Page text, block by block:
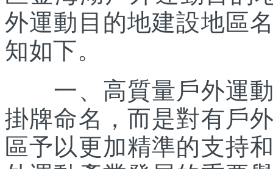
外運動目的地建設地區
知如下。
一、高質量戶外運動
掛牌命名，而是對有戶
區予以更加精準的支持